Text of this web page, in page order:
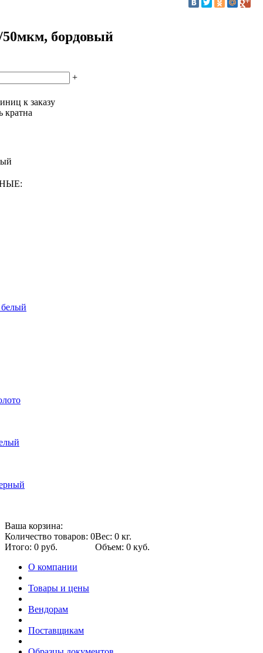
бордовый
+
к заказу
кратна
Ваша корзина:
Количество товаров: 0Вес: 0 кг.
Итого: 0 руб.
Объем: 0 куб.
О компании
Товары и цены
Вендорам
Поставщикам